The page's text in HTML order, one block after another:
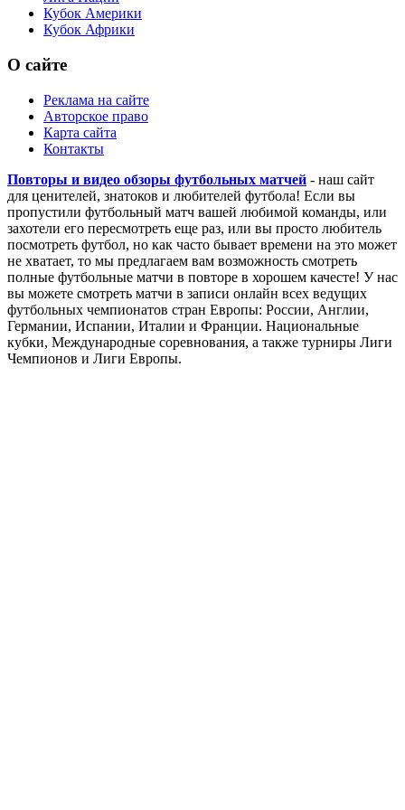
Кубок Америки
Кубок Африки
О сайте
Реклама на сайте
Авторское право
Карта сайта
Контакты
Повторы и видео обзоры футбольных матчей - наш сайт
для ценителей, знатоков и любителей футбола! Если вы
пропустили футбольный матч вашей любимой команды, или
захотели его пересмотреть еще раз, или вы просто любитель
посмотреть футбол, но как часто бывает времени на это может
не хватает, то мы предлагаем вам возможность смотреть
полные футбольные матчи в повторе в хорошем качесте! У нас
вы можете смотреть матчи в записи онлайн всех ведущих
футбольных чемпионатов стран Европы: России, Англии,
Германии, Испании, Италии и Франции. Национальные
кубки, Международные соревнования, а также турниры Лиги
Чемпионов и Лиги Европы.